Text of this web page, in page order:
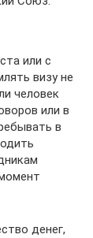
или с
визу не
человек
или в
в
денег,